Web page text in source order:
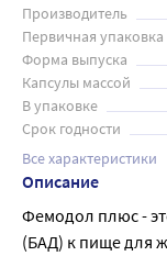
Производитель
Первичная упаковка
Форма выпуска
Капсулы массой
В упаковке
Срок годности
Все характеристики
Описание
Фемодол плюс -
(БАД) к пище для